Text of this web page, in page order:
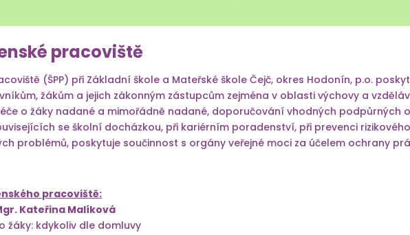
pracoviště
(ŠPP) při Základní škole a Mateřské škole Čejč, okres Hodonín, p.o.
žákům a jejich zákonným zástupcům zejména v oblasti výchovy a
o žáky nadané a mimořádně nadané, doporučování vhodných podpůrných
se školní docházkou, při kariérním poradenství, při prevenci
problémů, poskytuje součinnost s orgány veřejné moci za účelem ochrany
pracoviště:
Kateřina Malíková
žáky: kdykoliv dle domluvy